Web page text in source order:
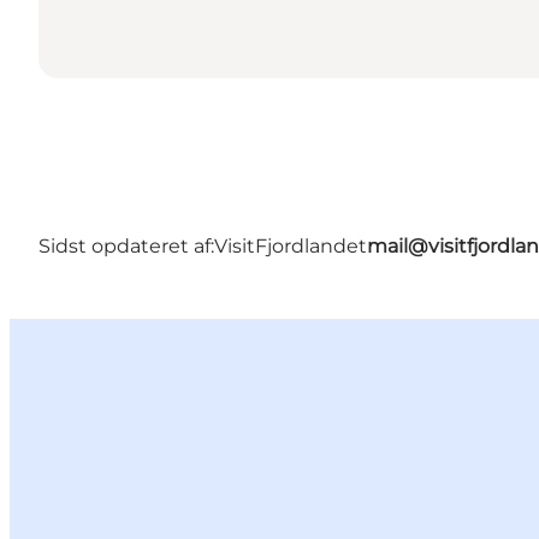
Sidst opdateret af:VisitFjordlandet